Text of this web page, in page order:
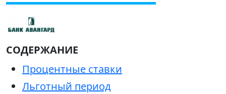
СОДЕРЖАНИЕ
Процентные ставки
Льготный период